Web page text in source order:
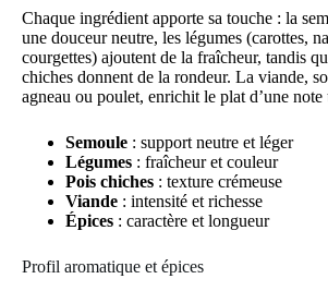
Chaque ingrédient apporte sa touche : la
une douceur neutre, les légumes (carottes,
courgettes) ajoutent de la fraîcheur, tandis
chiches donnent de la rondeur. La viande,
agneau ou poulet, enrichit le plat d’une note
Semoule : support neutre et léger
Légumes : fraîcheur et couleur
Pois chiches : texture crémeuse
Viande : intensité et richesse
Épices : caractère et longueur
Profil aromatique et épices